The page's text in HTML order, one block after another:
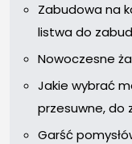
Zabudowa na
listwa do
Nowoczesne
Jakie wybrać
przesuwne, do
Garść